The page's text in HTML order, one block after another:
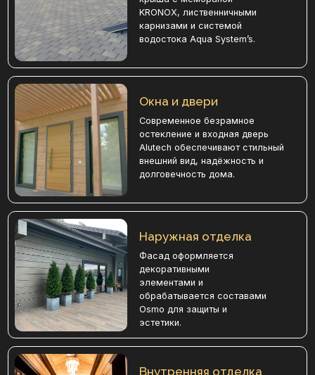
Фасад оформляется
декоративными
элементами и
обрабатывается составами
эстетики.
Внутренняя отделка
Шлифовка и покраска стен,
укладка полов из
керамогранита и установка
Электрификация
Система Premium с
негорючим проводом NYM/
ВВг/нг, подрозетниками и
электрощитом для надёжной
работы дома.
Отопление